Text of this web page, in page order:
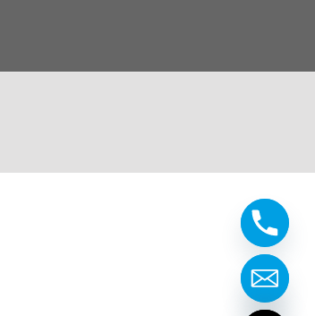
Hide chaty